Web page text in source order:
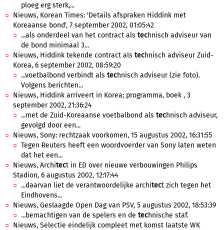
ploeg erg sterk,...
Nieuws, Korean Times: 'Details afspraken Hiddink met
Koreaanse bond', 7 september 2002, 01:05:42
...als onderdeel van het contract als technisch adviseur van
de bond minimaal 3...
Nieuws, Hiddink tekende contract als technisch adviseur Zuid-
Korea, 6 september 2002, 08:59:20
...voetbalbond verbindt als technisch adviseur (zie foto).
Volgens berichten...
Nieuws, Hiddink arriveert in Korea; programma, boek , 3
september 2002, 21:36:24
...met de Zuid-Koreaanse voetbalbond als technisch adviseur,
gevolgd door een...
Nieuws, Sony: rechtzaak voorkomen, 15 augustus 2002, 16:31:55
Tegen Reuters heeft een woordvoerder van Sony laten weten
dat het een...
Nieuws, Architect in ED over nieuwe verbouwingen Philips
Stadion, 6 augustus 2002, 12:17:44
...daarvan liet de verantwoordelijke architect zich tegen het
Eindhovens...
Nieuws, Geslaagde Open Dag van PSV, 5 augustus 2002, 18:53:39
...bemachtigen van de spelers en de technische staf.
Nieuws, Selectie eindelijk compleet met komst laatste WK